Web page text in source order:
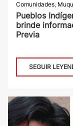
Comunidades,
Pueblos
brinde
Previa
SEGUIR